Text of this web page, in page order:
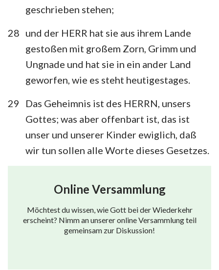
geschrieben stehen;
28 und der HERR hat sie aus ihrem Lande
gestoßen mit großem Zorn, Grimm und
Ungnade und hat sie in ein ander Land
geworfen, wie es steht heutigestages.
29
Das Geheimnis ist des HERRN, unsers
Gottes; was aber offenbart ist, das ist
unser und unserer Kinder ewiglich, daß
wir tun sollen alle Worte dieses Gesetzes.
Online Versammlung
Möchtest du wissen, wie Gott bei der Wiederkehr
erscheint? Nimm an unserer online Versammlung teil
gemeinsam zur Diskussion!